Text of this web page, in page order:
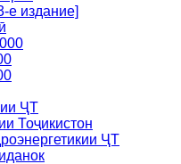
е издание]
ҶТ
Тоҷикистон
ҶТ